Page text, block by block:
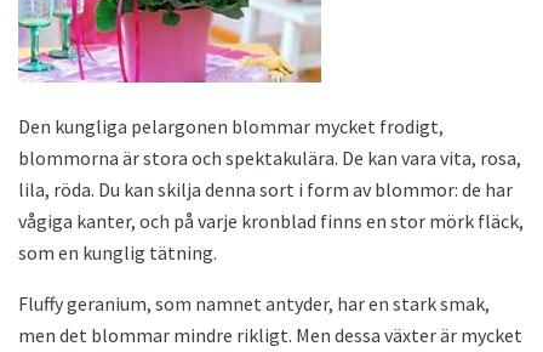
Den kungliga pelargonen blommar mycket frodigt,
blommorna är stora och spektakulära. De kan vara vita, rosa,
lila, röda. Du kan skilja denna sort i form av blommor: de har
vågiga kanter, och på varje kronblad finns en stor mörk fläck,
som en kunglig tätning.
Fluffy geranium, som namnet antyder, har en stark smak,
men det blommar mindre rikligt. Men dessa växter är mycket